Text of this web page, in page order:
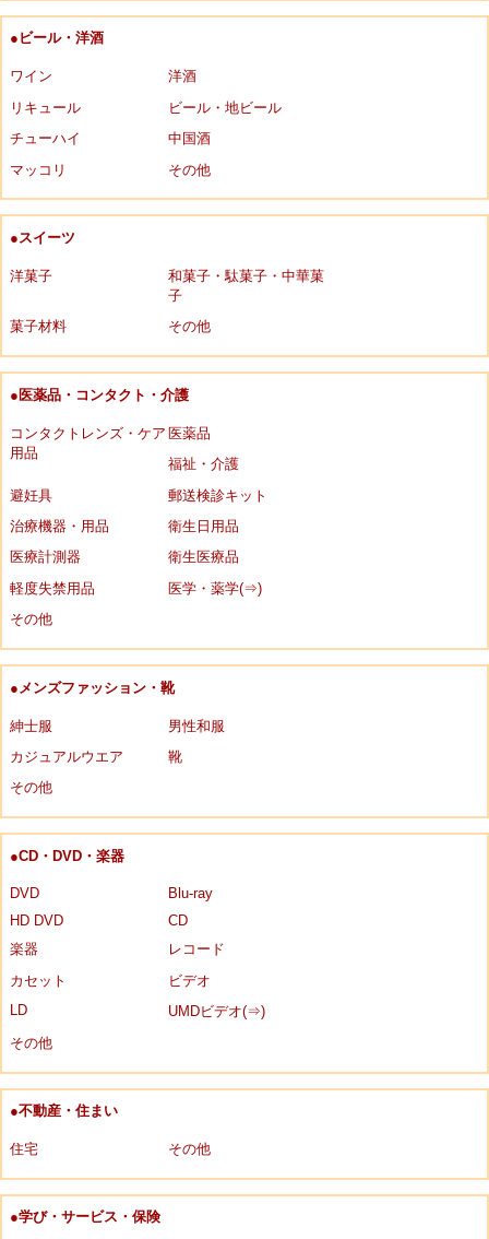
●ビール・洋酒
ワイン
洋酒
リキュール
ビール・地ビール
チューハイ
中国酒
マッコリ
その他
●スイーツ
洋菓子
和菓子・駄菓子・中華菓
子
菓子材料
その他
●医薬品・コンタクト・介護
コンタクトレンズ・ケア
用品
医薬品
福祉・介護
避妊具
郵送検診キット
治療機器・用品
衛生日用品
医療計測器
衛生医療品
軽度失禁用品
医学・薬学(⇒)
その他
●メンズファッション・靴
紳士服
男性和服
カジュアルウエア
靴
その他
●CD・DVD・楽器
DVD
Blu-ray
HD DVD
CD
楽器
レコード
カセット
ビデオ
LD
UMDビデオ(⇒)
その他
●不動産・住まい
住宅 その他
●学び・サービス・保険